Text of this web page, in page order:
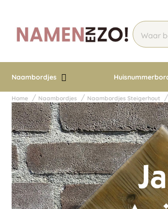
Naambordjes
Home Naambordjes Naambordjes Steigerhout